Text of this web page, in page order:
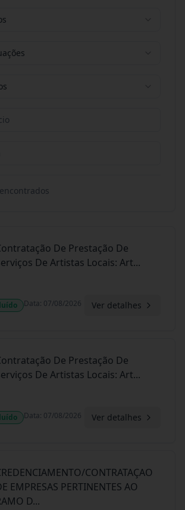
encontrados
De Prestação De
De Artistas Locais: Art...
Data: 07/08/2026 Ver detalhes
De Prestação De
De Artistas Locais: Art...
Data: 07/08/2026 Ver detalhes
CONTRATAÇAO
EMPRESAS PERTINENTES AO
D...